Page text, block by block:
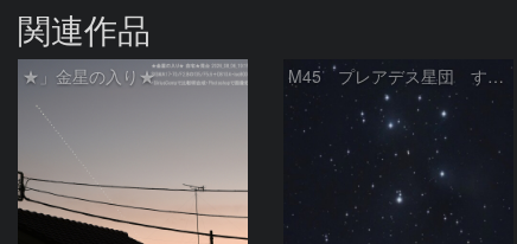
関連作品
★」金星の入り★ M45 プレアデス星団 すばる